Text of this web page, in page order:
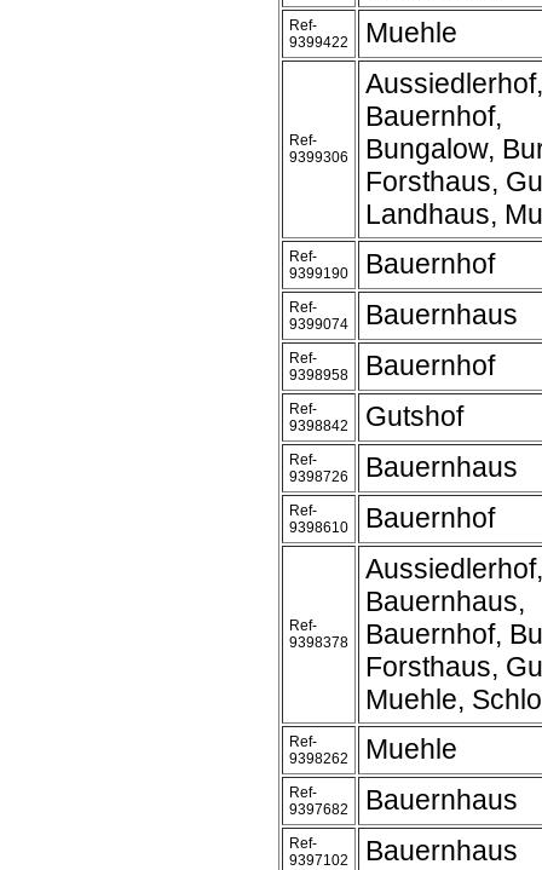
Ref-
9399422
Muehle
Ref-
9399306
Aussiedlerhof,
Bauernhof,
Bungalow,
Forsthaus,
Landhaus,
Ref-
9399190
Bauernhof
Ref-
9399074
Bauernhaus
Ref-
9398958
Bauernhof
Ref-
9398842
Gutshof
Ref-
9398726
Bauernhaus
Ref-
9398610
Bauernhof
Ref-
9398378
Aussiedlerhof,
Bauernhaus,
Bauernhof,
Forsthaus,
Muehle,
Ref-
9398262
Muehle
Ref-
9397682
Bauernhaus
Ref-
9397102
Bauernhaus